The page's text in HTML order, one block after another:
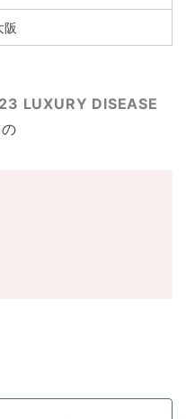
阪
LUXURY DISEASE
の